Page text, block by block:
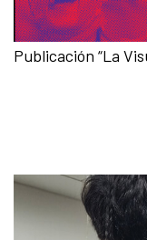
Publicación “La